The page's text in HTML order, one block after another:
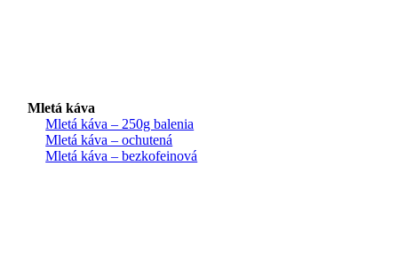
Mletá káva
Mletá káva – 250g balenia
Mletá káva – ochutená
Mletá káva – bezkofeinová